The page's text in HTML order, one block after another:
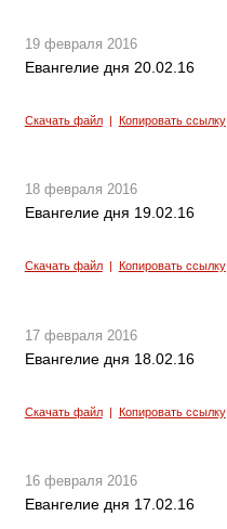
19 февраля 2016
Евангелие дня 20.02.16
Скачать файл| Копировать ссылку
18 февраля 2016
Евангелие дня 19.02.16
Скачать файл| Копировать ссылку
17 февраля 2016
Евангелие дня 18.02.16
Скачать файл| Копировать ссылку
16 февраля 2016
Евангелие дня 17.02.16